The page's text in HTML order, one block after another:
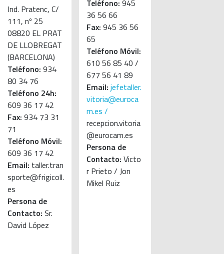
Ind. Pratenc, C/
111, nº 25
08820 EL PRAT
DE LLOBREGAT
(BARCELONA)
Teléfono: 934
80 34 76
Teléfono 24h:
609 36 17 42
Fax: 934 73 31
71
Teléfono Móvil:
609 36 17 42
Email: taller.tran
sporte@frigicoll.
es
Persona de
Contacto: Sr.
David López
Teléfono: 945
36 56 66
Fax: 945 36 56
65
Teléfono Móvil:
610 56 85 40 /
677 56 41 89
Email: jefetaller.
vitoria@euroca
m.es /
recepcion.vitoria
@eurocam.es
Persona de
Contacto: Victo
r Prieto / Jon
Mikel Ruiz